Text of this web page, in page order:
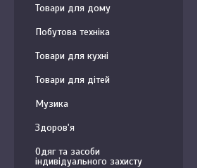
Товари для дому
Побутова техніка
Товари для кухні
Товари для дітей
Музика
Здоров'я
Одяг та засоби
індивідуального захисту